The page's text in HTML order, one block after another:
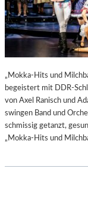
„Mokka-Hits und
begeistert mit DDR-
von Axel Ranisch und
swingen Band und
schmissig getanzt,
„Mokka-Hits und